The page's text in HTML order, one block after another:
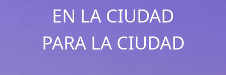
EN LA CIUDAD
PARA LA CIUDAD